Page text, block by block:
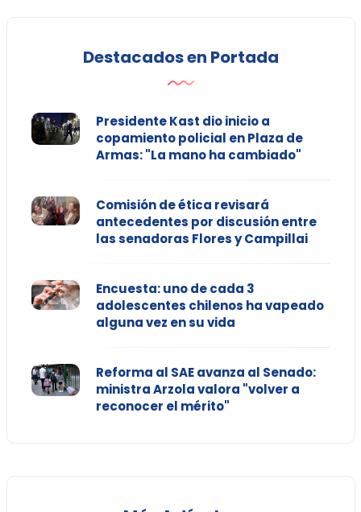
Destacados en Portada
Presidente Kast dio inicio a
copamiento policial en Plaza de
Armas: "La mano ha cambiado"
Comisión de ética revisará
antecedentes por discusión entre
las senadoras Flores y Campillai
Encuesta: uno de cada 3
adolescentes chilenos ha vapeado
alguna vez en su vida
Reforma al SAE avanza al Senado:
ministra Arzola valora "volver a
reconocer el mérito"